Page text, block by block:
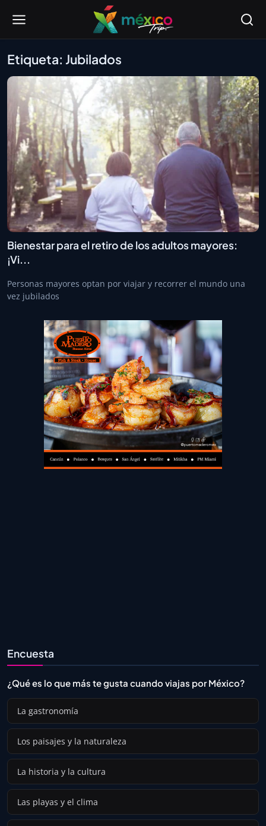
Etiqueta: Jubilados
Bienestar para el retiro de los adultos mayores:
¡Vi...
Personas mayores optan por viajar y recorrer el mundo una
vez jubilados
Encuesta
¿Qué es lo que más te gusta cuando viajas por México?
La gastronomía
Los paisajes y la naturaleza
La historia y la cultura
Las playas y el clima